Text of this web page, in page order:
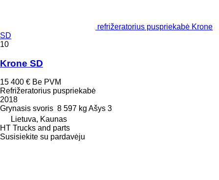
refrižeratorius puspriekabė Krone
SD
10
Krone SD
15 400 € Be PVM
Refrižeratorius puspriekabė
2018
Grynasis svoris 8 597 kg Ašys 3
Lietuva, Kaunas
HT Trucks and parts
Susisiekite su pardavėju